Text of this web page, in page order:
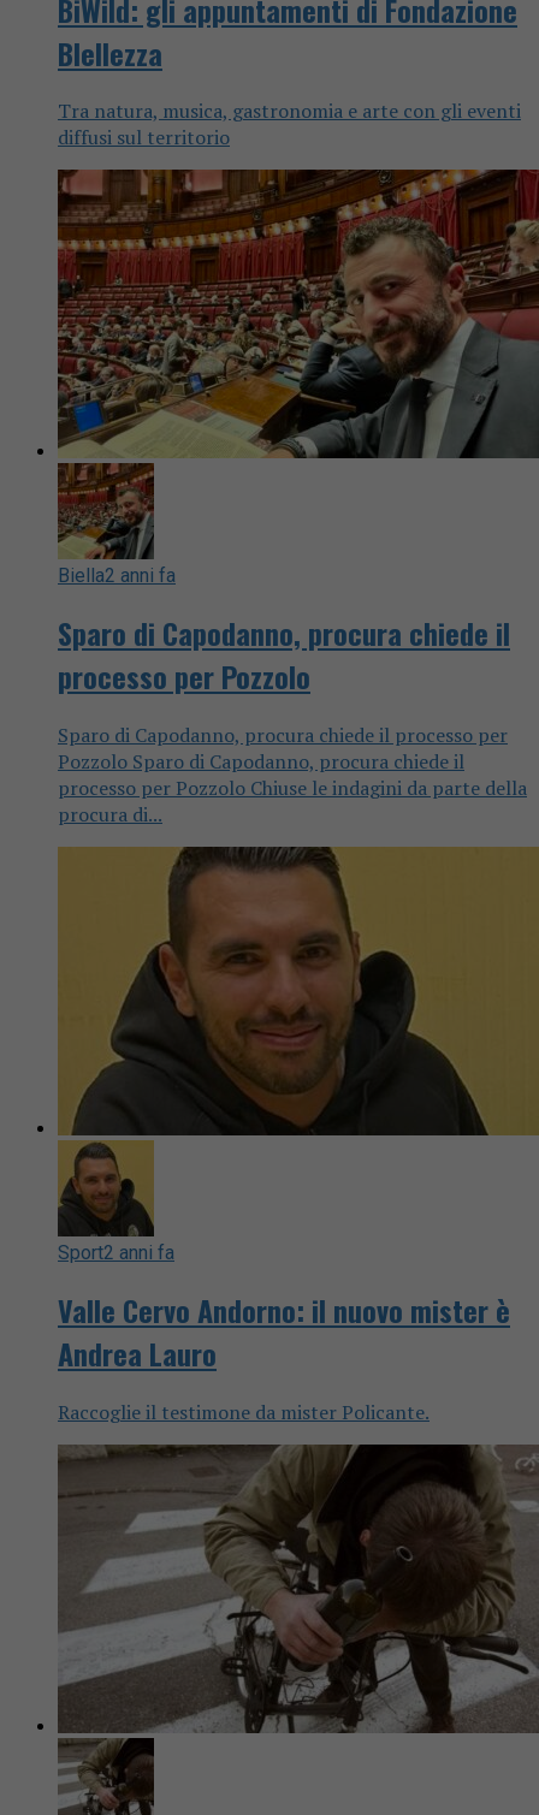
BiWild: gli appuntamenti di Fondazione
BIellezza
Tra natura, musica, gastronomia e arte con gli eventi
diffusi sul territorio
Biella2 anni fa
Sparo di Capodanno, procura chiede il
processo per Pozzolo
Sparo di Capodanno, procura chiede il processo per
Pozzolo Sparo di Capodanno, procura chiede il
processo per Pozzolo Chiuse le indagini da parte della
procura di...
Sport2 anni fa
Valle Cervo Andorno: il nuovo mister è
Andrea Lauro
Raccoglie il testimone da mister Policante.